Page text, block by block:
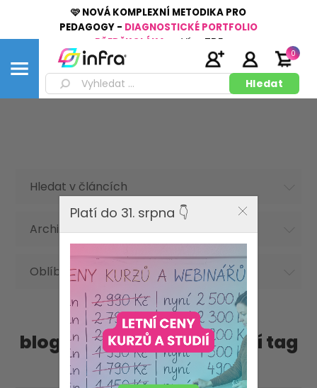
🩷 NOVÁ KOMPLEXNÍ METODIKA PRO
PEDAGOGY - DIAGNOSTICKÉ PORTFOLIO
PŘEDŠKOLÁKA
Více ZDE
0
Hledat v článcích
Archiv článků
Oblíbená hesla
blog příspěvky, obsahující tag
'renáta klapalová'
Platí do 31. srpna 👇